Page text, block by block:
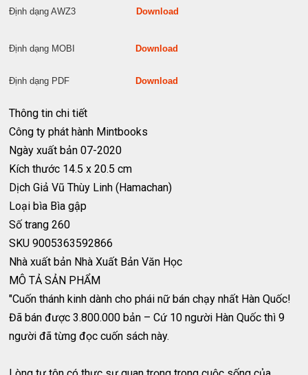
Định dạng AWZ3 Download
Định dạng MOBI Download
Định dạng PDF Download
Thông tin chi tiết
Công ty phát hành Mintbooks
Ngày xuất bản 07-2020
Kích thước 14.5 x 20.5 cm
Dịch Giả Vũ Thùy Linh (Hamachan)
Loại bìa Bìa gập
Số trang 260
SKU 9005363592866
Nhà xuất bản Nhà Xuất Bản Văn Học
MÔ TẢ SẢN PHẨM
"Cuốn thánh kinh dành cho phái nữ bán chạy nhất Hàn Quốc!
Đã bán được 3.800.000 bản – Cứ 10 người Hàn Quốc thì 9
người đã từng đọc cuốn sách này.